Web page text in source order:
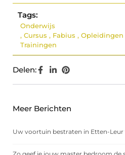
Tags:
Onderwijs
, Cursus , Fabius , Opleidingen
Trainingen
Delen:
Meer Berichten
Uw voortuin bestraten in Etten-Leur